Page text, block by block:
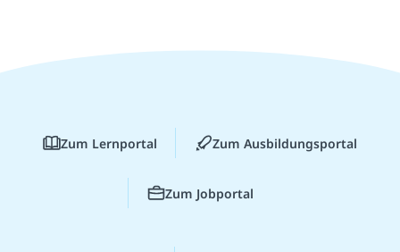
Zum Lernportal Zum Ausbildungsportal
Zum Jobportal